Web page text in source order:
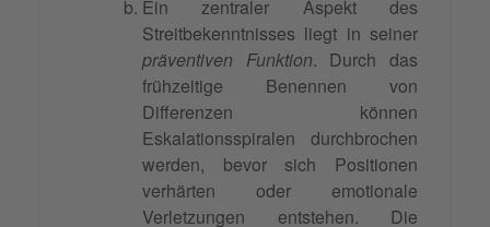
Ein zentraler Aspekt des
Streitbekenntnisses liegt in seiner
präventiven Funktion. Durch das
frühzeitige Benennen von
Differenzen können
Eskalationsspiralen durchbrochen
werden, bevor sich Positionen
verhärten oder emotionale
Verletzungen entstehen. Die